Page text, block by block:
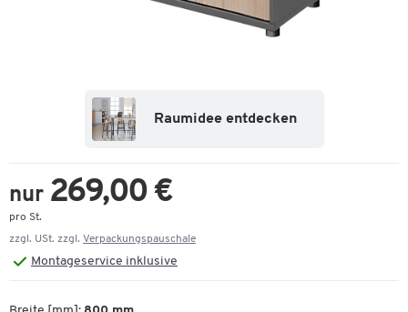
Raumidee entdecken
nur 269,00 €
pro St.
zzgl. USt. zzgl. Verpackungspauschale
Montageservice inklusive